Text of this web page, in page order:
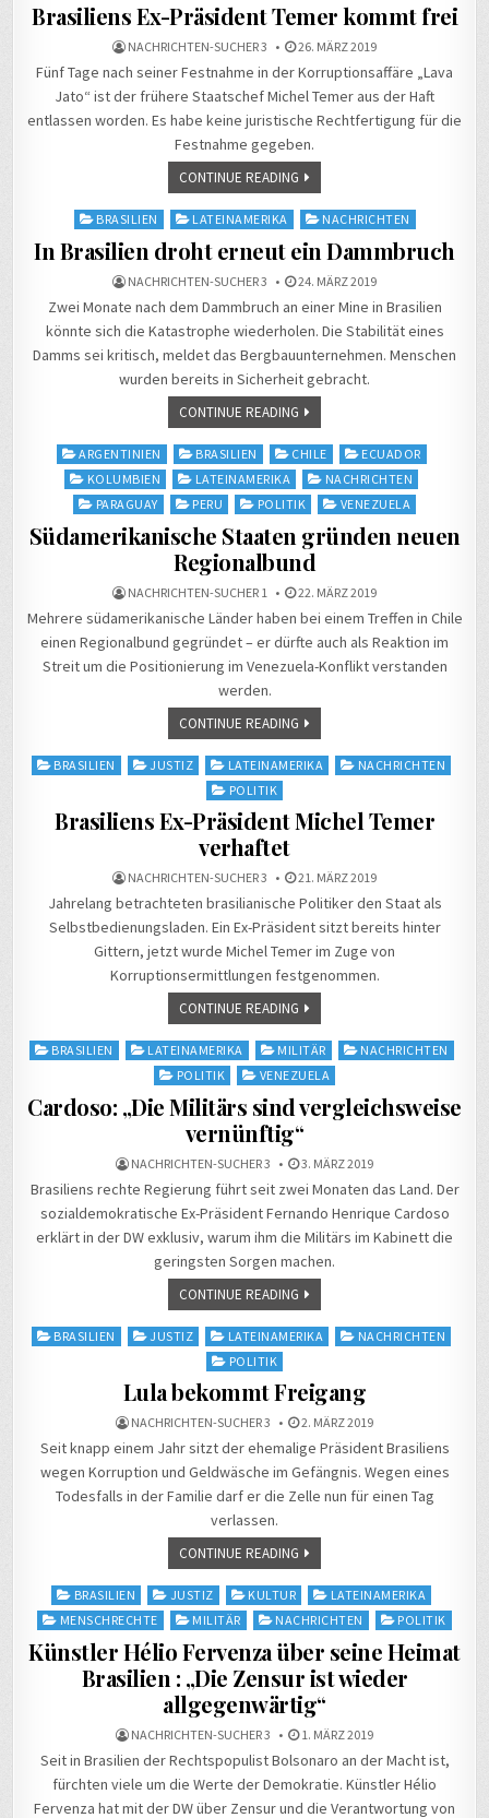
Brasiliens Ex-Präsident Temer kommt frei
NACHRICHTEN-SUCHER 3 26. MÄRZ 2019
Fünf Tage nach seiner Festnahme in der Korruptionsaffäre „Lava
Jato“ ist der frühere Staatschef Michel Temer aus der Haft
entlassen worden. Es habe keine juristische Rechtfertigung für die
Festnahme gegeben.
CONTINUE READING
Posted
BRASILIEN LATEINAMERIKA NACHRICHTEN
In Brasilien droht erneut ein Dammbruch
NACHRICHTEN-SUCHER 3 24. MÄRZ 2019
Zwei Monate nach dem Dammbruch an einer Mine in Brasilien
könnte sich die Katastrophe wiederholen. Die Stabilität eines
Damms sei kritisch, meldet das Bergbauunternehmen. Menschen
wurden bereits in Sicherheit gebracht.
CONTINUE READING
Posted
ARGENTINIEN BRASILIEN CHILE
ECUADOR
KOLUMBIEN
LATEINAMERIKA
NACHRICHTEN
PARAGUAY
PERU POLITIK VENEZUELA
Südamerikanische Staaten gründen neuen
Regionalbund
NACHRICHTEN-SUCHER 1 22. MÄRZ 2019
Mehrere südamerikanische Länder haben bei einem Treffen in Chile
einen Regionalbund gegründet – er dürfte auch als Reaktion im
Streit um die Positionierung im Venezuela-Konflikt verstanden
werden.
CONTINUE READING
Posted
BRASILIEN JUSTIZ LATEINAMERIKA
NACHRICHTEN
POLITIK
Brasiliens Ex-Präsident Michel Temer
verhaftet
NACHRICHTEN-SUCHER 3 21. MÄRZ 2019
Jahrelang betrachteten brasilianische Politiker den Staat als
Selbstbedienungsladen. Ein Ex-Präsident sitzt bereits hinter
Gittern, jetzt wurde Michel Temer im Zuge von
Korruptionsermittlungen festgenommen.
CONTINUE READING
Posted
BRASILIEN LATEINAMERIKA MILITÄR
NACHRICHTEN
POLITIK
VENEZUELA
Cardoso: „Die Militärs sind vergleichsweise
vernünftig“
NACHRICHTEN-SUCHER 3 3. MÄRZ 2019
Brasiliens rechte Regierung führt seit zwei Monaten das Land. Der
sozialdemokratische Ex-Präsident Fernando Henrique Cardoso
erklärt in der DW exklusiv, warum ihm die Militärs im Kabinett die
geringsten Sorgen machen.
CONTINUE READING
Posted
BRASILIEN JUSTIZ LATEINAMERIKA
NACHRICHTEN
POLITIK
Lula bekommt Freigang
NACHRICHTEN-SUCHER 3 2. MÄRZ 2019
Seit knapp einem Jahr sitzt der ehemalige Präsident Brasiliens
wegen Korruption und Geldwäsche im Gefängnis. Wegen eines
Todesfalls in der Familie darf er die Zelle nun für einen Tag
verlassen.
CONTINUE READING
Posted
in
BRASILIEN JUSTIZ KULTUR
LATEINAMERIKA
MENSCHRECHTE
MILITÄR NACHRICHTEN POLITIK
Künstler Hélio Fervenza über seine Heimat
Brasilien : „Die Zensur ist wieder
allgegenwärtig“
NACHRICHTEN-SUCHER 3 1. MÄRZ 2019
Seit in Brasilien der Rechtspopulist Bolsonaro an der Macht ist,
fürchten viele um die Werte der Demokratie. Künstler Hélio
Fervenza hat mit der DW über Zensur und die Verantwortung von